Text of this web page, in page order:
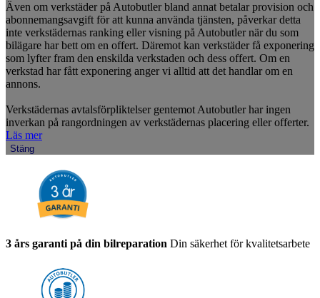
Även om verkstäder på Autobutler bland annat betalar provision och
abonnemangsavgift för att kunna använda tjänsten, påverkar detta
inte verkstädernas ranking eller visning på Autobutler när du som
bilägare har bett om en offert. Däremot kan verkstäder få exponering
som lyfter fram den enskilda verkstaden och dess offert. Om en
verkstad har fått exponering anger vi alltid att det handlar om en
annons.
Verkstädernas avtalsförpliktelser gentemot Autobutler har ingen
inverkan på rangordningen av verkstädernas placering eller offerter.
Läs mer
Stäng
3 års garanti på din bilreparation Din säkerhet för kvalitetsarbete